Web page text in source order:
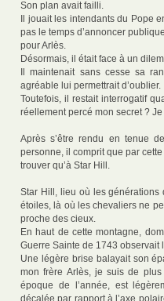
Son plan avait failli.
Il jouait les intendants du Pope
pas le temps d’annoncer
pour Arlès.
Désormais, il était face à un
Il maintenait sans cesse sa
agréable lui permettrait d’oublier.
Toutefois, il restait interrogatif
réellement percé mon secret ?
Après s’être rendu en tenue
personne, il comprit que par
trouver qu’à Star Hill.
Star Hill, lieu où les générations
étoiles, là où les chevaliers ne
proche des cieux.
En haut de cette montagne,
Guerre Sainte de 1743 observait
Une légère brise balayait son
mon frère Arlès, je suis de
époque de l’année, est